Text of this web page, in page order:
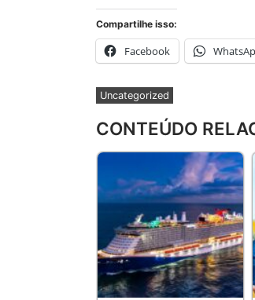
Compartilhe isso:
Facebook
Uncategorized
CONTEÚDO